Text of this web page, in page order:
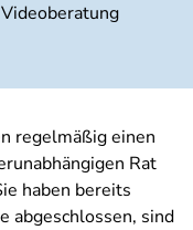
regelmäßig einen
Rat
haben bereits
abgeschlossen, sind